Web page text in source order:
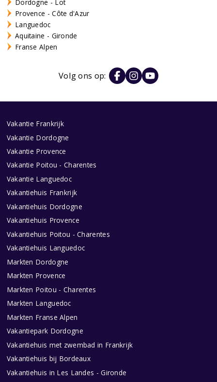
Dordogne - Lot
Provence - Côte d'Azur
Languedoc
Aquitaine - Gironde
Franse Alpen
Volg ons op:
Vakantie Frankrijk
Vakantie Dordogne
Vakantie Provence
Vakantie Poitou - Charentes
Vakantie Languedoc
Vakantiehuis Frankrijk
Vakantiehuis Dordogne
Vakantiehuis Provence
Vakantiehuis Poitou - Charentes
Vakantiehuis Languedoc
Markten Dordogne
Markten Provence
Markten Poitou - Charentes
Markten Languedoc
Markten Franse Alpen
Vakantiepark Dordogne
Vakantiehuis met zwembad in Frankrijk
Vakantiehuis bij Bordeaux
Vakantiehuis in Les Landes - Gironde